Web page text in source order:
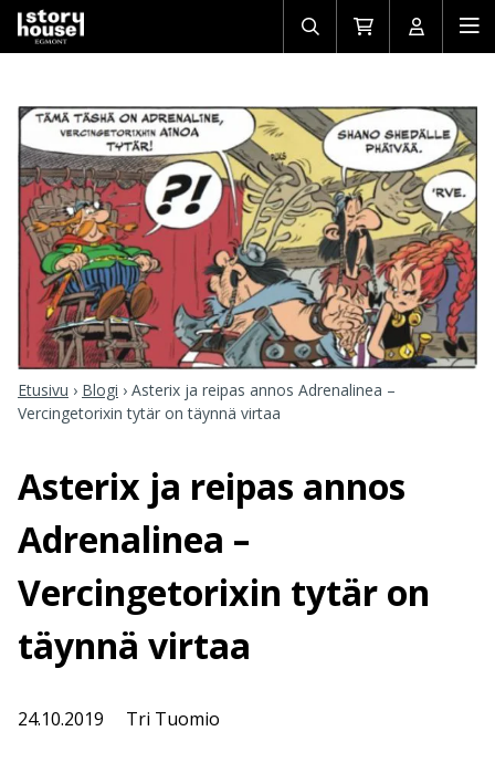
Avaa/sulje
haku
Siirry
ostoskoriin
Avaa/
Etusivu › Blogi › Asterix ja reipas annos Adrenalinea –
Vercingetorixin tytär on täynnä virtaa
Asterix ja reipas annos
Adrenalinea –
Vercingetorixin tytär on
täynnä virtaa
24.10.2019 Tri Tuomio